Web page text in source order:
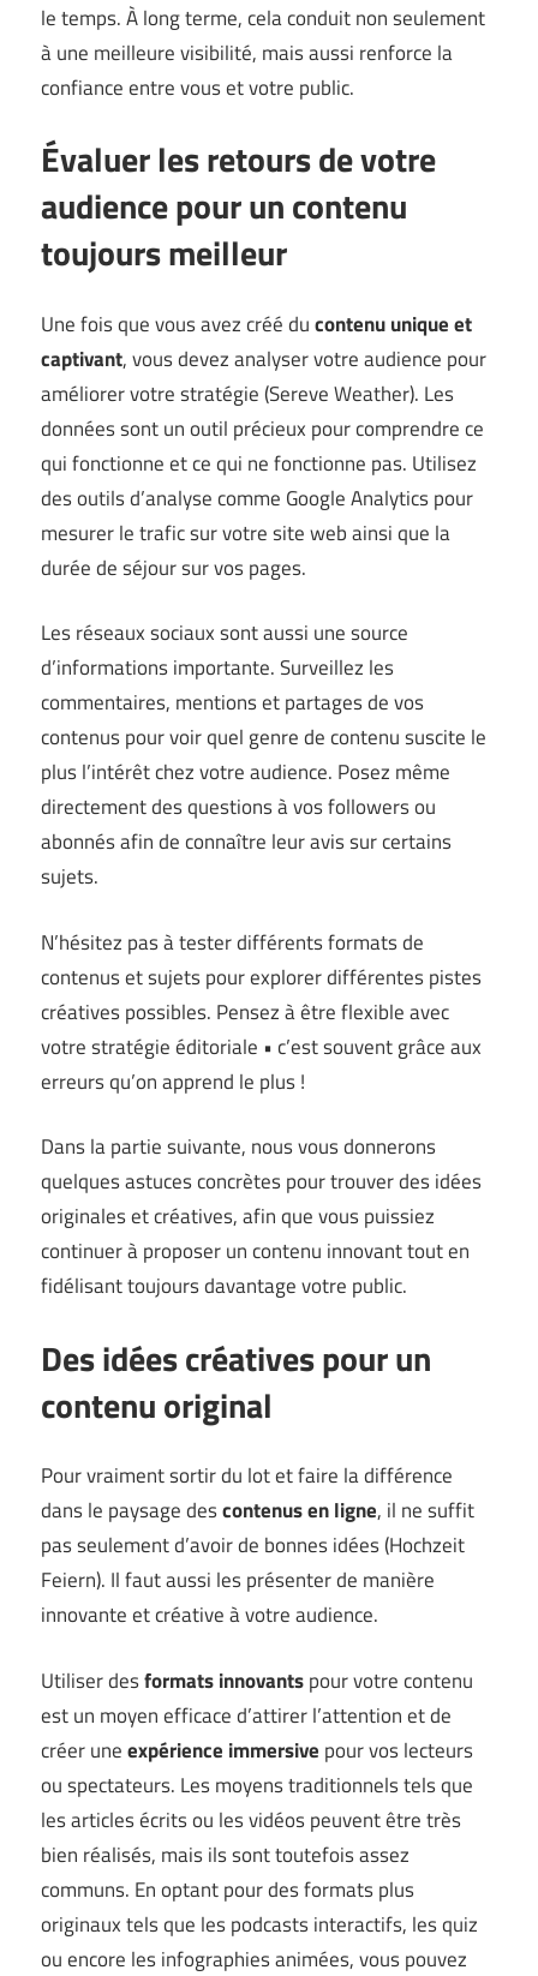
le temps. À long terme, cela conduit non seulement
à une meilleure visibilité, mais aussi renforce la
confiance entre vous et votre public.
Évaluer les retours de votre
audience pour un contenu
toujours meilleur
Une fois que vous avez créé ducontenu unique et
captivant, vous devez analyser votre audience pour
améliorer votre stratégie (Sereve Weather). Les
données sont un outil précieux pour comprendre ce
qui fonctionne et ce qui ne fonctionne pas. Utilisez
des outils d’analyse comme Google Analytics pour
mesurer le trafic sur votre site web ainsi que la
durée de séjour sur vos pages.
Les réseaux sociaux sont aussi une source
d’informations importante. Surveillez les
commentaires, mentions et partages de vos
contenus pour voir quel genre de contenu suscite le
plus l’intérêt chez votre audience. Posez même
directement des questions à vos followers ou
abonnés afin de connaître leur avis sur certains
sujets.
N’hésitez pas à tester différents formats de
contenus et sujets pour explorer différentes pistes
créatives possibles. Pensez à être flexible avec
votre stratégie éditoriale • c’est souvent grâce aux
erreurs qu’on apprend le plus !
Dans la partie suivante, nous vous donnerons
quelques astuces concrètes pour trouver des idées
originales et créatives, afin que vous puissiez
continuer à proposer un contenu innovant tout en
fidélisant toujours davantage votre public.
Des idées créatives pour un
contenu original
Pour vraiment sortir du lot et faire la différence
dans le paysage descontenus en ligne, il ne suffit
pas seulement d’avoir de bonnes idées (Hochzeit
Feiern). Il faut aussi les présenter de manière
innovante et créative à votre audience.
Utiliser desformats innovantspour votre contenu
est un moyen efficace d’attirer l’attention et de
créer uneexpérience immersive pour vos lecteurs
ou spectateurs. Les moyens traditionnels tels que
les articles écrits ou les vidéos peuvent être très
bien réalisés, mais ils sont toutefois assez
communs. En optant pour des formats plus
originaux tels que les podcasts interactifs, les quiz
ou encore les infographies animées, vous pouvez